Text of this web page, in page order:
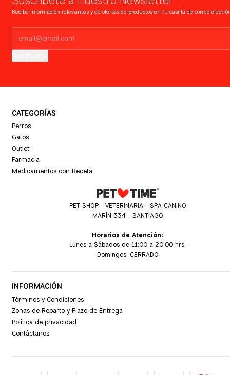
Recibe información relevantes y de ofertas de productos en tu casilla de correo
CATEGORÍAS
Perros
Gatos
Outlet
Farmacia
Medicamentos con Receta
PET SHOP - VETERINARIA - SPA CANINO
MARÍN 334 - SANTIAGO
Horarios de Atención:
Lunes a Sábados de 11:00 a 20:00 hrs.
Domingos: CERRADO
INFORMACIÓN
Términos y Condiciones
Zonas de Reparto y Plazo de Entrega
Política de privacidad
Contáctanos